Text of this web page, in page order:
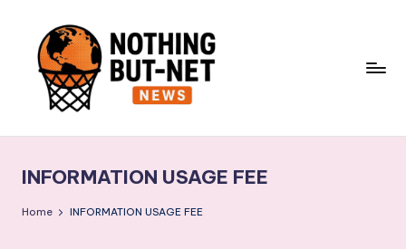
content
t
h
INFORMATION USAGE FEE
Home INFORMATION USAGE FEE